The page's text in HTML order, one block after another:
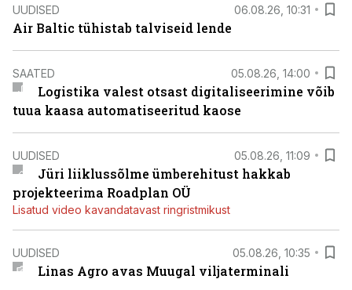
UUDISED 06.08.26, 10:31
Air Baltic tühistab talviseid lende
SAATED 05.08.26, 14:00
Logistika valest otsast digitaliseerimine võib
tuua kaasa automatiseeritud kaose
UUDISED 05.08.26, 11:09
Jüri liiklussõlme ümberehitust hakkab
projekteerima Roadplan OÜ
Lisatud video kavandatavast ringristmikust
UUDISED 05.08.26, 10:35
Linas Agro avas Muugal viljaterminali